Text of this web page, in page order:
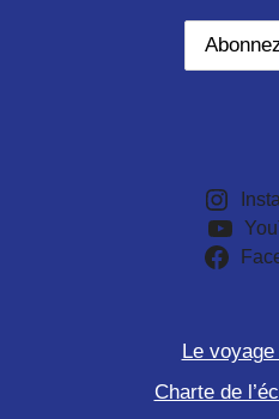
Le
Charte de